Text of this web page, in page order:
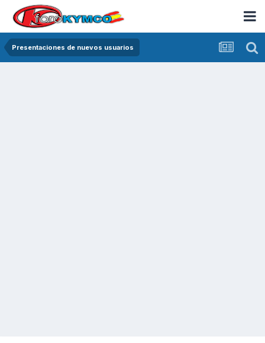
Presentaciones de nuevos usuarios